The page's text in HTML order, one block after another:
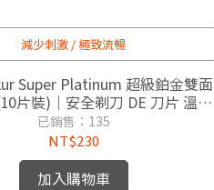
減少刺激 / 極致流暢
Super Platinum 超級鉑金雙面
片裝)｜安全剃刀 DE 刀片 溫和
滑順
已銷售：135
NT$230
加入購物車